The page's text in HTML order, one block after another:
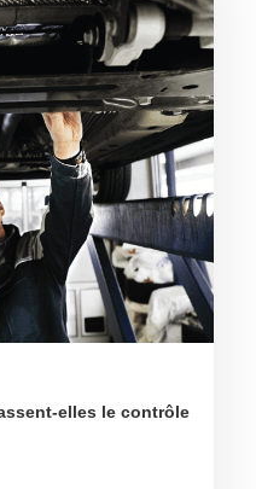
elles le contrôle